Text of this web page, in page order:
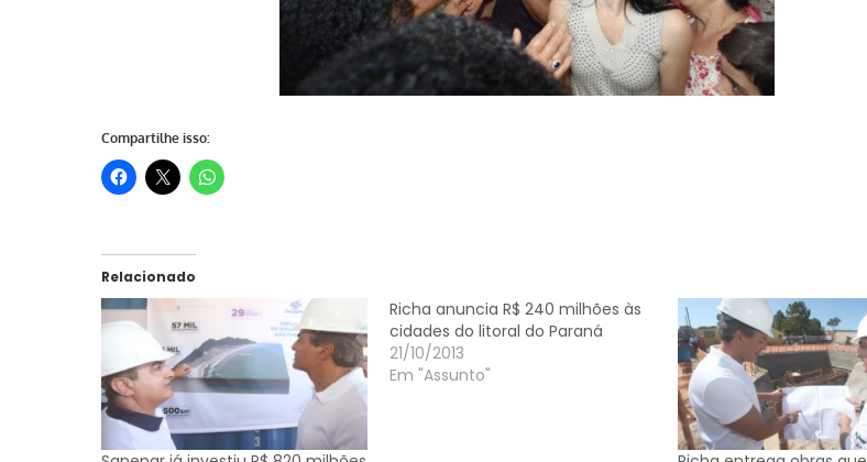
Compartilhe isso:
Relacionado
Richa anuncia R$ 240 milhões às
cidades do litoral do Paraná
21/10/2013
Em "Assunto"